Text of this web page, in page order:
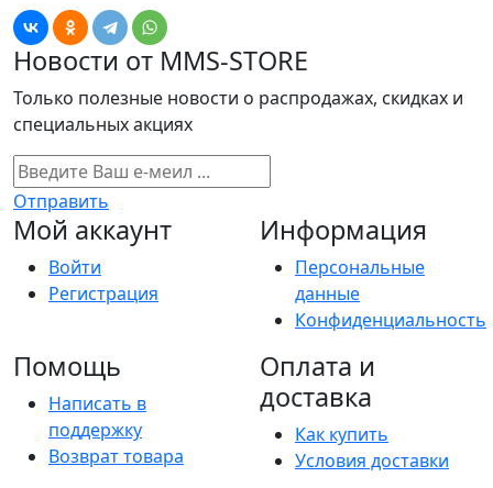
Новости от MMS-STORE
Только полезные новости о распродажах, скидках и
специальных акциях
Отправить
Мой аккаунт
Войти
Регистрация
Информация
Персональные
данные
Конфиденциальность
Помощь
Написать в
поддержку
Возврат товара
Оплата и
доставка
Как купить
Условия доставки